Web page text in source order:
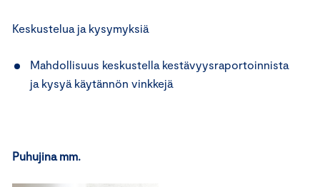
Keskustelua ja kysymyksiä
Mahdollisuus keskustella kestävyysraportoinnista
ja kysyä käytännön vinkkejä
Puhujina mm.